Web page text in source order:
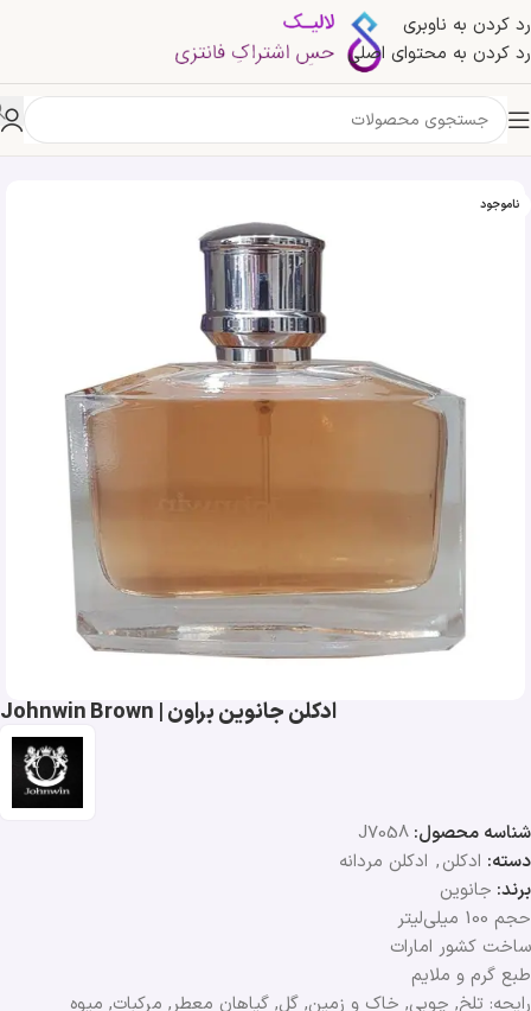
رد کردن به ناوبری
رد کردن به محتوای اصلی
خانه»فروشگاه
ناموجود
ادکلن جانوین براون | Johnwin Brown
شناسه محصول: J7058
دسته: ادکلن, ادکلن مردانه
برند: جانوین
حجم 100 میلی‌لیتر
ساخت کشور امارات
طبع گرم و ملایم
رایحه: تلخ, چوبی, خاک و زمین, گل, گیاهان معطر, مرکبات, میوه